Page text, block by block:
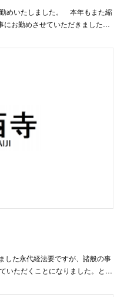
めいたしました。 本年もまた縮
にお勤めさせていただきました…
した永代経法要ですが、諸般の事
いただくことになりました。と…